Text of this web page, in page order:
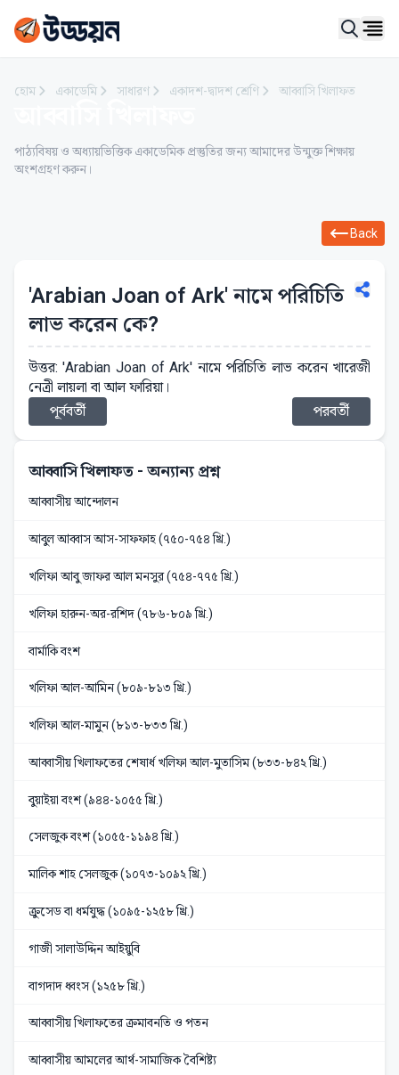
হোম একাডেমি সাধারণ একাদশ-দ্বাদশ শ্রেণি আব্বাসি খিলাফত
পাঠ্যবিষয় ও অধ্যায়ভিত্তিক একাডেমিক প্রস্তুতির জন্য আমাদের উন্মুক্ত শিক্ষায়
অংশগ্রহণ করুন।
Back
'Arabian Joan of Ark' নামে পরিচিতি
লাভ করেন কে?
উত্তর: 'Arabian Joan of Ark' নামে পরিচিতি লাভ করেন খারেজী
নেত্রী লায়লা বা আল ফারিয়া।
পূর্ববর্তী
পরবর্তী
আব্বাসি খিলাফত - অন্যান্য প্রশ্ন
আব্বাসীয় আন্দোলন
আবুল আব্বাস আস-সাফফাহ (৭৫০-৭৫৪ খ্রি.)
খলিফা আবু জাফর আল মনসুর (৭৫৪-৭৭৫ খ্রি.)
খলিফা হারুন-অর-রশিদ (৭৮৬-৮০৯ খ্রি.)
বার্মাকি বংশ
খলিফা আল-আমিন (৮০৯-৮১৩ খ্রি.)
খলিফা আল-মামুন (৮১৩-৮৩৩ খ্রি.)
আব্বাসীয় খিলাফতের শেষার্ধ খলিফা আল-মুতাসিম (৮৩৩-৮৪২ খ্রি.)
বুয়াইয়া বংশ (৯৪৪-১০৫৫ খ্রি.)
সেলজুক বংশ (১০৫৫-১১৯৪ খ্রি.)
মালিক শাহ সেলজুক (১০৭৩-১০৯২ খ্রি.)
ক্রুসেড বা ধর্মযুদ্ধ (১০৯৫-১২৫৮ খ্রি.)
গাজী সালাউদ্দিন আইয়ুবি
বাগদাদ ধ্বংস (১২৫৮ খ্রি.)
আব্বাসীয় খিলাফতের ক্রমাবনতি ও পতন
আব্বাসীয় আমলের আর্থ-সামাজিক বৈশিষ্ট্য